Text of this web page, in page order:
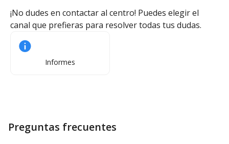
¡No dudes en contactar al centro! Puedes elegir el
canal que prefieras para resolver todas tus dudas.
Informes
Preguntas frecuentes